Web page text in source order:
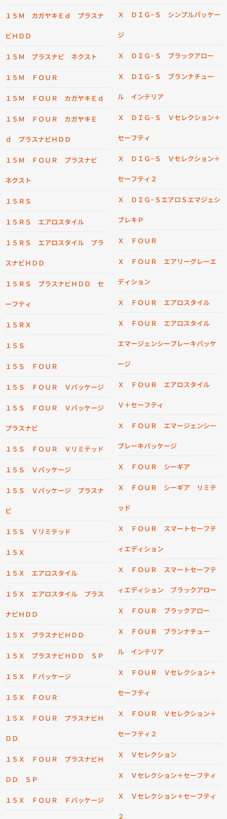
１５Ｍ カガヤキＥｄ プラスナ
ビＨＤＤ
１５Ｍ プラスナビ ネクスト
１５Ｍ ＦＯＵＲ
１５Ｍ ＦＯＵＲ カガヤキＥｄ
１５Ｍ ＦＯＵＲ カガヤキＥ
ｄ プラスナビＨＤＤ
１５Ｍ ＦＯＵＲ プラスナビ
ネクスト
１５ＲＳ
１５ＲＳ エアロスタイル
１５ＲＳ エアロスタイル プラ
スナビＨＤＤ
１５ＲＳ プラスナビＨＤＤ セ
ーフティ
１５ＲＸ
１５Ｓ
１５Ｓ ＦＯＵＲ
１５Ｓ ＦＯＵＲ Ｖパッケージ
１５Ｓ ＦＯＵＲ Ｖパッケージ
プラスナビ
１５Ｓ ＦＯＵＲ Ｖリミテッド
１５Ｓ Ｖパッケージ
１５Ｓ Ｖパッケージ プラスナ
ビ
１５Ｓ Ｖリミテッド
１５Ｘ
１５Ｘ エアロスタイル
１５Ｘ エアロスタイル プラス
ナビＨＤＤ
１５Ｘ プラスナビＨＤＤ
１５Ｘ プラスナビＨＤＤ ＳＰ
１５Ｘ Ｆパッケージ
１５Ｘ ＦＯＵＲ
１５Ｘ ＦＯＵＲ プラスナビＨ
ＤＤ
１５Ｘ ＦＯＵＲ プラスナビＨ
ＤＤ ＳＰ
１５Ｘ ＦＯＵＲ Ｆパッケージ
Ｘ ＤＩＧ−Ｓ シンプルパッケー
ジ
Ｘ ＤＩＧ−Ｓ ブラックアロー
Ｘ ＤＩＧ−Ｓ ブランナチュー
ル インテリア
Ｘ ＤＩＧ−Ｓ Ｖセレクション＋
セーフティ
Ｘ ＤＩＧ−Ｓ Ｖセレクション＋
セーフティ２
Ｘ ＤＩＧ−ＳエアロＳエマジェシ
ブレキＰ
Ｘ ＦＯＵＲ
Ｘ ＦＯＵＲ エアリーグレーエ
ディション
Ｘ ＦＯＵＲ エアロスタイル
Ｘ ＦＯＵＲ エアロスタイル
エマージェンシーブレーキパッケ
ージ
Ｘ ＦＯＵＲ エアロスタイル
Ｖ＋セーフティ
Ｘ ＦＯＵＲ エマージェンシー
ブレーキパッケージ
Ｘ ＦＯＵＲ シーギア
Ｘ ＦＯＵＲ シーギア リミテ
ッド
Ｘ ＦＯＵＲ スマートセーフテ
ィエディション
Ｘ ＦＯＵＲ スマートセーフテ
ィエディション ブラックアロー
Ｘ ＦＯＵＲ ブラックアロー
Ｘ ＦＯＵＲ ブランナチュー
ル インテリア
Ｘ ＦＯＵＲ Ｖセレクション＋
セーフティ
Ｘ ＦＯＵＲ Ｖセレクション＋
セーフティ２
Ｘ Ｖセレクション
Ｘ Ｖセレクション＋セーフティ
Ｘ Ｖセレクション＋セーフティ
２